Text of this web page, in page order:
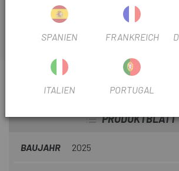
INFORMATIONEN ÜBER UNS
12L TASCHE
PRODUKTBLATT
BAUJAHR 2025
SPANIEN FRANKREICH
ITALIEN PORTUGAL